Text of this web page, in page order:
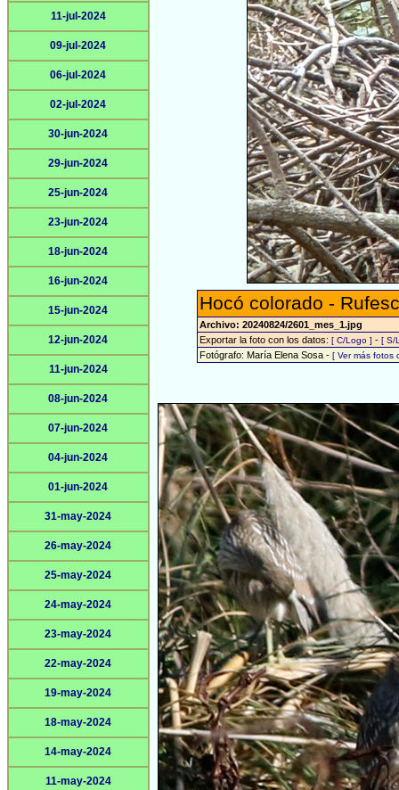
11-jul-2024
09-jul-2024
06-jul-2024
02-jul-2024
30-jun-2024
29-jun-2024
25-jun-2024
23-jun-2024
18-jun-2024
16-jun-2024
15-jun-2024
12-jun-2024
11-jun-2024
08-jun-2024
07-jun-2024
04-jun-2024
01-jun-2024
31-may-2024
26-may-2024
25-may-2024
24-may-2024
23-may-2024
22-may-2024
19-may-2024
18-may-2024
14-may-2024
11-may-2024
Hocó colorado -
Archivo: 20240824/2601_mes_1.jpg
Exportar la foto con los datos: [ C/Logo ] - [ S/
Fotógrafo: María Elena Sosa - [ Ver más fotos